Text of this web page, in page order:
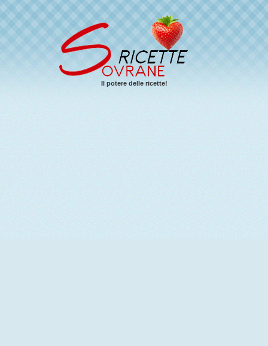
Il potere delle ricette!